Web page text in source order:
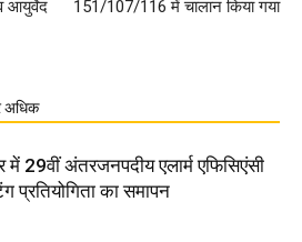
आयुर्वेद
151/107/116 में चालान किया गया
में 29वीं अंतरजनपदीय एलार्म एफिसिएंसी
प्रतियोगिता का समापन